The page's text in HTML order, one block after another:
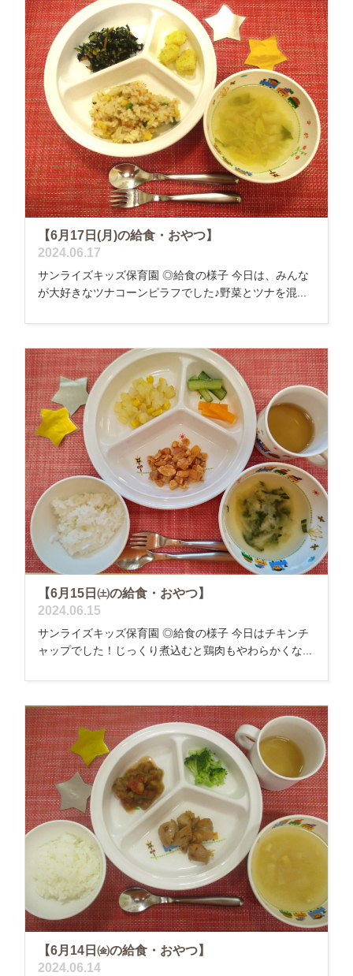
【6月17日(月)の給食・おやつ】
2024.06.17
サンライズキッズ保育園 ◎給食の様子 今日は、みんな
が大好きなツナコーンピラフでした♪野菜とツナを混...
【6月15日㈯の給食・おやつ】
2024.06.15
サンライズキッズ保育園 ◎給食の様子 今日はチキンチ
ャップでした！じっくり煮込むと鶏肉もやわらかくな...
【6月14日㈮の給食・おやつ】
2024.06.14